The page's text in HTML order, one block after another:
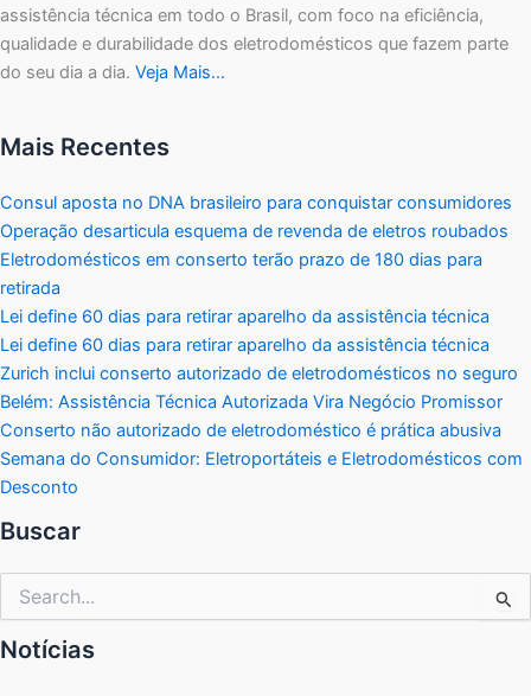
assistência técnica em todo o Brasil, com foco na eficiência,
qualidade e durabilidade dos eletrodomésticos que fazem parte
do seu dia a dia. Veja Mais…
Mais Recentes
Consul aposta no DNA brasileiro para conquistar consumidores
Operação desarticula esquema de revenda de eletros roubados
Eletrodomésticos em conserto terão prazo de 180 dias para
retirada
Lei define 60 dias para retirar aparelho da assistência técnica
Lei define 60 dias para retirar aparelho da assistência técnica
Zurich inclui conserto autorizado de eletrodomésticos no seguro
Belém: Assistência Técnica Autorizada Vira Negócio Promissor
Conserto não autorizado de eletrodoméstico é prática abusiva
Semana do Consumidor: Eletroportáteis e Eletrodomésticos com
Desconto
Buscar
por:
Notícias